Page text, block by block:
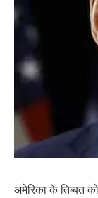
अमेरिका के तिब्बत